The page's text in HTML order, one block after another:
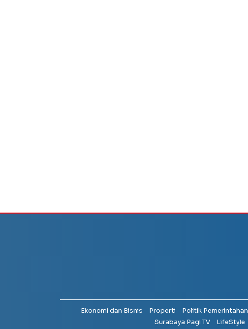
Ekonomi dan Bisnis Properti Politik Pemerintahan
Surabaya Pagi TV
LifeStyle